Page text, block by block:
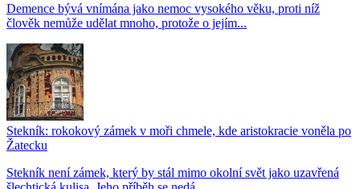
Demence bývá vnímána jako nemoc vysokého věku, proti níž
člověk nemůže udělat mnoho, protože o jejím...
Stekník: rokokový zámek v moři chmele, kde aristokracie voněla po
Žatecku
Stekník není zámek, který by stál mimo okolní svět jako uzavřená